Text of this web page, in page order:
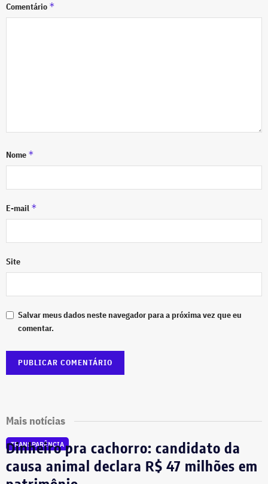
Comentário *
Nome *
E-mail *
Site
Salvar meus dados neste navegador para a próxima vez que eu
comentar.
Mais notícias
TRANSPARÊNCIA
Dinheiro pra cachorro: candidato da
causa animal declara R$ 47 milhões em